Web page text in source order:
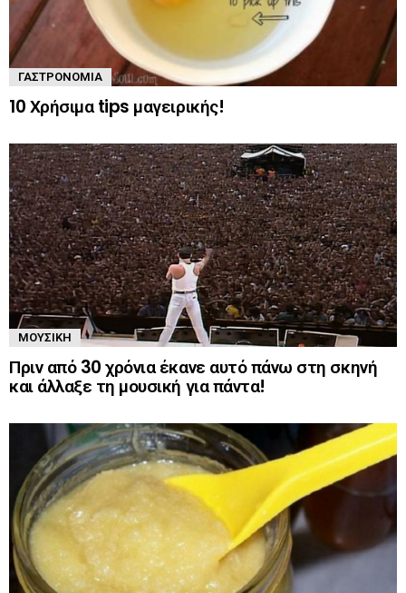
ΓΑΣΤΡΟΝΟΜΊΑ
10 Χρήσιμα tips μαγειρικής!
ΜΟΥΣΙΚΉ
Πριν από 30 χρόνια έκανε αυτό πάνω στη σκηνή
και άλλαξε τη μουσική για πάντα!